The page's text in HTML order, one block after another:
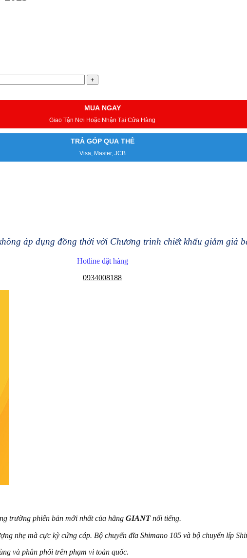
MUA NGAY
Giao Tận Nơi Hoặc Nhận Tại Cửa Hàng
TRẢ GÓP QUA THẺ
Visa, Master, JCB
áp dụng đồng thời với Chương trình chiết khấu giảm giá
Hotline đặt hàng
0934008188
trường phiên bản mới nhất của hãng GIANTnổi tiếng.
nhẹ mà cực kỳ cứng cáp. Bộ chuyển đĩa Shimano 105 và bộ chuyển líp
và phân phối trên phạm vi toàn quốc.